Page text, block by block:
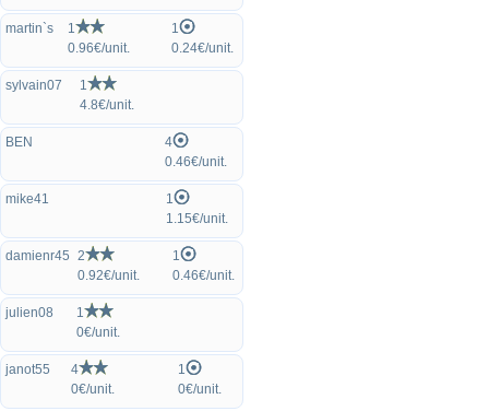
martin`s
1
0.96€/unit.
1
0.24€/unit.
sylvain07
1
4.8€/unit.
BEN
4
0.46€/unit.
mike41
1
1.15€/unit.
damienr45 2
0.92€/unit.
1
0.46€/unit.
julien08
1
0€/unit.
janot55
4
0€/unit.
1
0€/unit.